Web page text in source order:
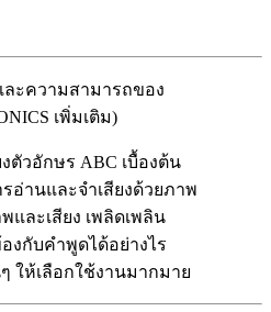
ละความสามารถของ
เพิ่มเติม)
ตัวอักษร ABC เบื้องต้น
านและจำเสียงด้วยภาพ
และเสียง เพลิดเพลิน
องกับคำพูดได้อย่างไร
ให้เลือกใช้งานมากมาย